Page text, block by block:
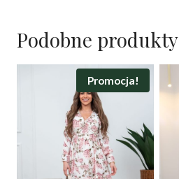
Podobne produkty
Promocja!